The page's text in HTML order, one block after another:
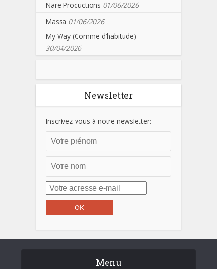
Nare Productions 01/06/2026
Massa 01/06/2026
My Way (Comme d’habitude)
30/04/2026
Newsletter
Inscrivez-vous à notre newsletter:
Menu